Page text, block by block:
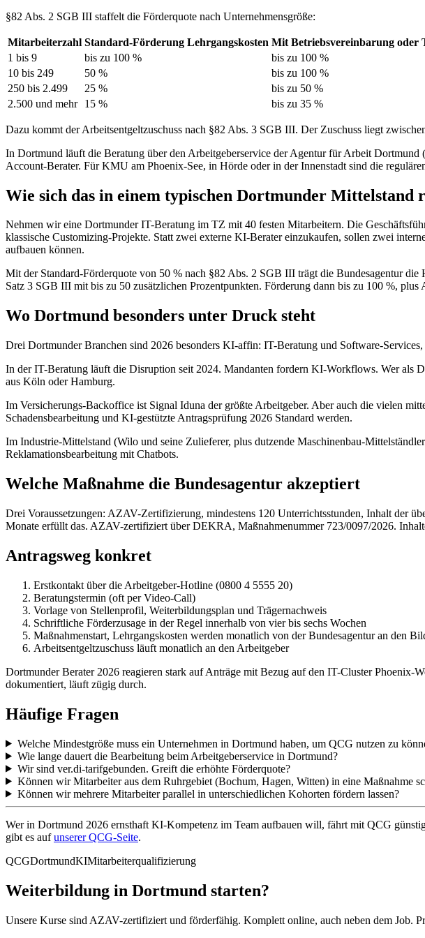
§82 Abs. 2 SGB III staffelt die Förderquote nach Unternehmensgröße:
Mitarbeiterzahl Standard-Förderung Lehrgangskosten Mit Betriebsvereinbarung oder
1 bis 9
bis zu 100 %
bis zu 100 %
10 bis 249
50 %
bis zu 100 %
250 bis 2.499
25 %
bis zu 50 %
2.500 und mehr
15 % bis zu 35 %
Dazu kommt der Arbeitsentgeltzuschuss nach §82 Abs. 3 SGB III. Der Zuschuss liegt
In Dortmund läuft die Beratung über den Arbeitgeberservice der Agentur für Arbeit
Account-Berater. Für KMU am Phoenix-See, in Hörde oder in der Innenstadt sind die
Wie sich das in einem typischen Dortmunder Mittelstand
Nehmen wir eine Dortmunder IT-Beratung im TZ mit 40 festen Mitarbeitern. Die
klassische Customizing-Projekte. Statt zwei externe KI-Berater einzukaufen, sollen zwei
aufbauen können.
Mit der Standard-Förderquote von 50 % nach §82 Abs. 2 SGB III trägt die Bundesagentur
Satz 3 SGB III mit bis zu 50 zusätzlichen Prozentpunkten. Förderung dann bis zu 100 %, plus
Wo Dortmund besonders unter Druck steht
Drei Dortmunder Branchen sind 2026 besonders KI-affin: IT-Beratung und Software-
In der IT-Beratung läuft die Disruption seit 2024. Mandanten fordern KI-Workflows. Wer als
aus Köln oder Hamburg.
Im Versicherungs-Backoffice ist Signal Iduna der größte Arbeitgeber. Aber auch die vielen
Schadensbearbeitung und KI-gestützte Antragsprüfung 2026 Standard werden.
Im Industrie-Mittelstand (Wilo und seine Zulieferer, plus dutzende Maschinenbau-
Reklamationsbearbeitung mit Chatbots.
Welche Maßnahme die Bundesagentur akzeptiert
Drei Voraussetzungen: AZAV-Zertifizierung, mindestens 120 Unterrichtsstunden, Inhalt der
Monate erfüllt das. AZAV-zertifiziert über DEKRA, Maßnahmenummer 723/0097/2026.
Antragsweg konkret
Erstkontakt über die Arbeitgeber-Hotline (0800 4 5555 20)
Beratungstermin (oft per Video-Call)
Vorlage von Stellenprofil, Weiterbildungsplan und Trägernachweis
Schriftliche Förderzusage in der Regel innerhalb von vier bis sechs Wochen
Maßnahmenstart, Lehrgangskosten werden monatlich von der Bundesagentur an den
Arbeitsentgeltzuschuss läuft monatlich an den Arbeitgeber
Dortmunder Berater 2026 reagieren stark auf Anträge mit Bezug auf den IT-Cluster
dokumentiert, läuft zügig durch.
Häufige Fragen
Welche Mindestgröße muss ein Unternehmen in Dortmund haben, um QCG nutzen zu
Wie lange dauert die Bearbeitung beim Arbeitgeberservice in Dortmund?
Wir sind ver.di-tarifgebunden. Greift die erhöhte Förderquote?
Können wir Mitarbeiter aus dem Ruhrgebiet (Bochum, Hagen, Witten) in eine Maßnahme
Können wir mehrere Mitarbeiter parallel in unterschiedlichen Kohorten fördern lassen?
Wer in Dortmund 2026 ernsthaft KI-Kompetenz im Team aufbauen will, fährt mit QCG
gibt es aufunserer QCG-Seite.
QCGDortmundKIMitarbeiterqualifizierung
Weiterbildung in Dortmund starten?
Unsere Kurse sind AZAV-zertifiziert und förderfähig. Komplett online, auch neben dem Job.